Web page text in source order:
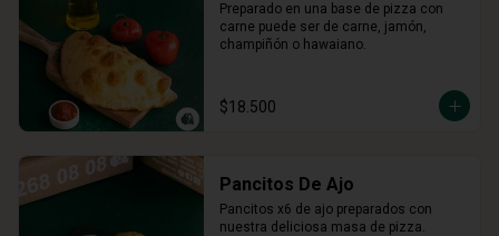
Preparado en una base de pizza con
carne puede ser de carne, jamón,
champiñón o hawaiano.
$18.500
Pancitos De Ajo
Pancitos x6 de ajo preparados con
nuestra deliciosa masa de pizza.